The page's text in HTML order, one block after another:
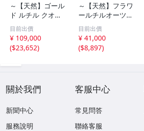
～【天然】ゴール
ド ルチル クオー
ツ 丸玉 18.2mm
8.5g
目前出價
¥ 109,000
($23,652)
～【天然】フラワ
ールチルオーツ
丸玉 10.5mm 1.6
g
目前出價
¥ 41,000
($8,897)
關於我們
新聞中心
服務說明
客服中心
常見問答
聯絡客服